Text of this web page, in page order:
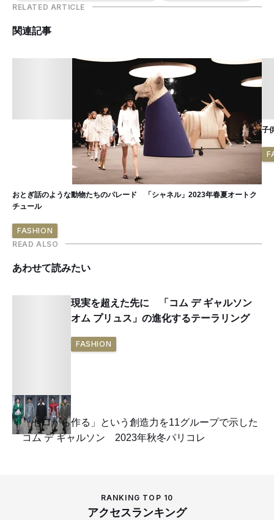
RELATED ARTICLE
関連記事
おとぎ話のような動物たちのパレード 「シャネル」2023年春夏オートク
チュール
FASHION
子
READ ALSO
あわせて読みたい
現実を超えた先に 「コム デ ギャルソン
オム プリュス」の進化するテーラリング
FASHION
「ゼロから作る」という創造力を11グループで示した
コム デ ギャルソン 2023年秋冬パリコレ
RANKING TOP 10
アクセスランキング